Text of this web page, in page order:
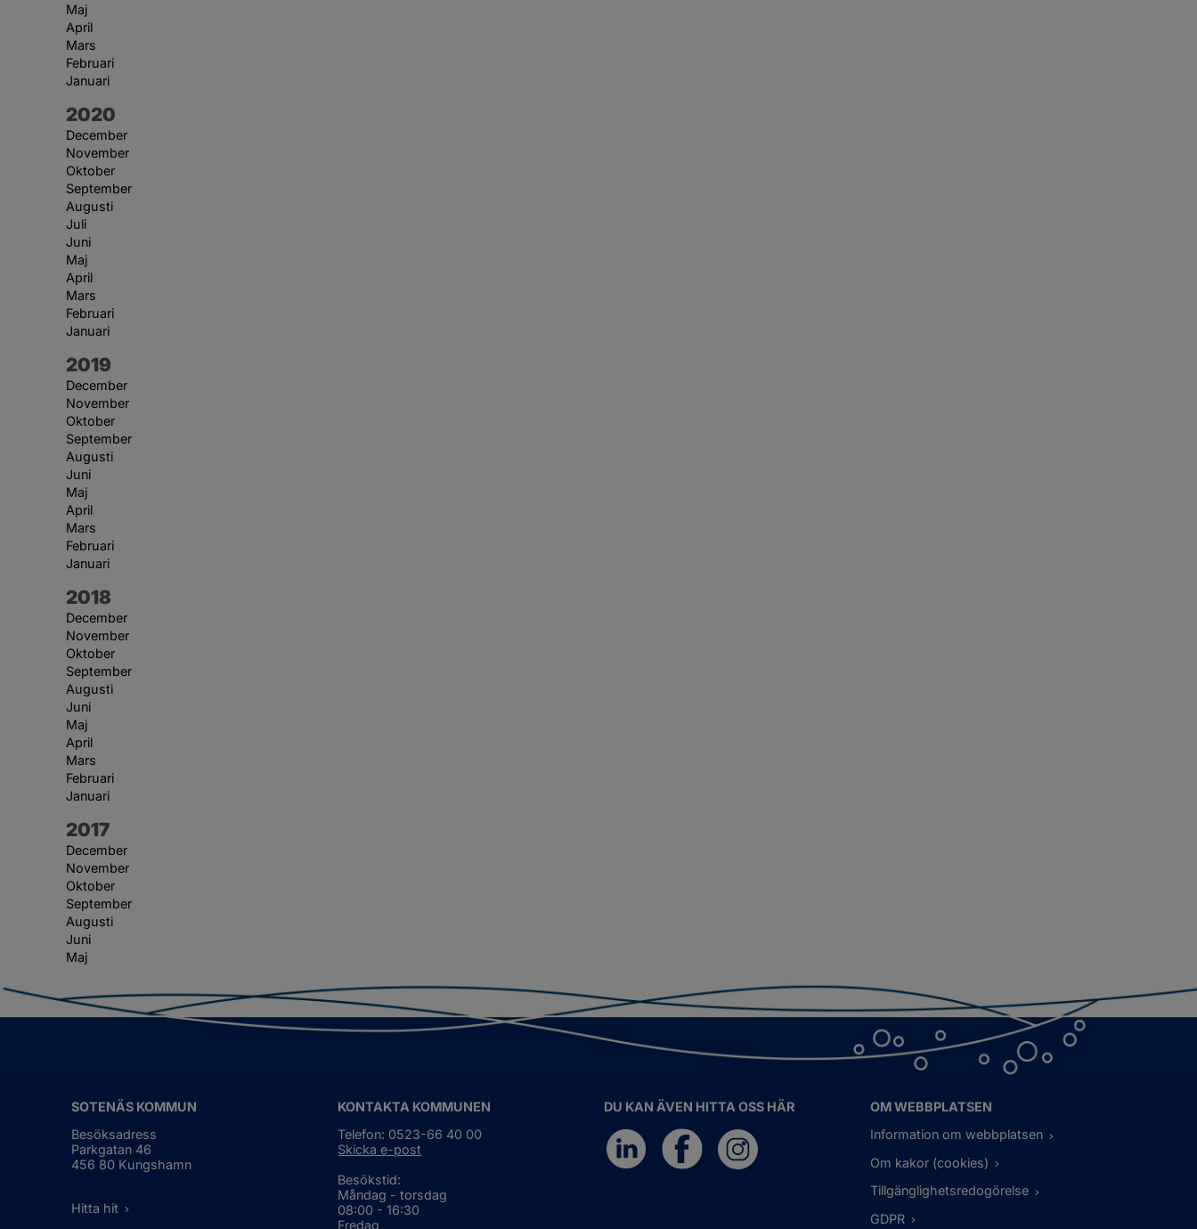
Maj
April
Mars
Februari
Januari
År:
2020
December
November
Oktober
September
Augusti
Juli
Juni
Maj
April
Mars
Februari
Januari
År:
2019
December
November
Oktober
September
Augusti
Juni
Maj
April
Mars
Februari
Januari
År:
2018
December
November
Oktober
September
Augusti
Juni
Maj
April
Mars
Februari
Januari
År:
2017
December
November
Oktober
September
Augusti
Juni
Maj
SOTENÄS KOMMUN
Besöksadress
Parkgatan 46
456 80 Kungshamn
Hitta hit
KONTAKTA KOMMUNEN
Telefon: 0523-66 40 00
Skicka e-post
Besökstid:
Måndag - torsdag
08:00 - 16:30
Fredag
DU KAN ÄVEN HITTA OSS HÄR
OM WEBBPLATSEN
Information om webbplatsen
Om kakor (cookies)
Tillgänglighetsredogörelse
GDPR